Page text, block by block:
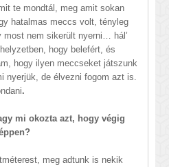
te mondtál, meg amit sokan
hatalmas meccs volt, tényleg
most nem sikerült nyerni… hál’
hogy belefért, és
hogy ilyen meccseket játszunk
nyerjük, de élvezni fogom azt is.
.
mi okozta azt, hogy végig
meg adtunk is nekik